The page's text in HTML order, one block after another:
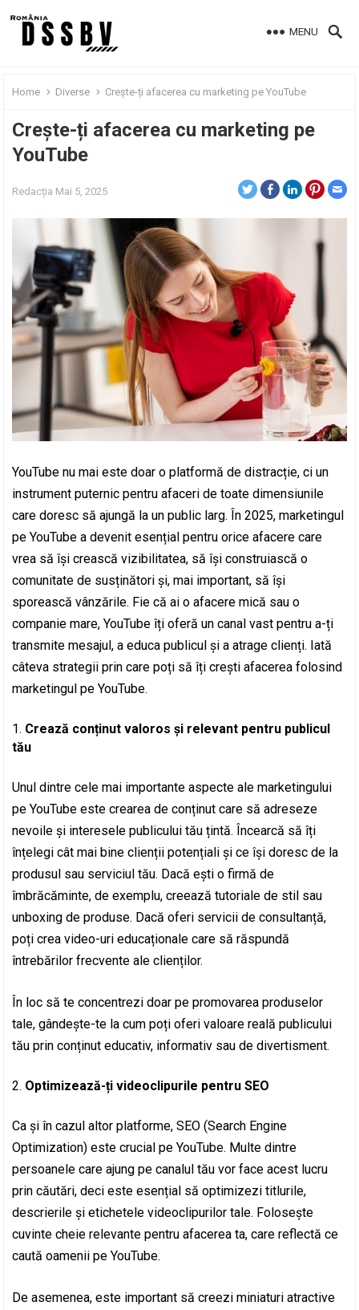
MENU
Home Diverse Crește-ți afacerea cu marketing pe YouTube
Crește-ți afacerea cu marketing pe
YouTube
Redacția Mai 5, 2025
YouTube nu mai este doar o platformă de distracție, ci un
instrument puternic pentru afaceri de toate dimensiunile
care doresc să ajungă la un public larg. În 2025, marketingul
pe YouTube a devenit esențial pentru orice afacere care
vrea să își crească vizibilitatea, să își construiască o
comunitate de susținători și, mai important, să își
sporească vânzările. Fie că ai o afacere mică sau o
companie mare, YouTube îți oferă un canal vast pentru a-ți
transmite mesajul, a educa publicul și a atrage clienți. Iată
câteva strategii prin care poți să îți crești afacerea folosind
marketingul pe YouTube.
Crează conținut valoros și relevant pentru publicul
tău
Unul dintre cele mai importante aspecte ale marketingului
pe YouTube este crearea de conținut care să adreseze
nevoile și interesele publicului tău țintă. Încearcă să îți
înțelegi cât mai bine clienții potențiali și ce își doresc de la
produsul sau serviciul tău. Dacă ești o firmă de
îmbrăcăminte, de exemplu, creează tutoriale de stil sau
unboxing de produse. Dacă oferi servicii de consultanță,
poți crea video-uri educaționale care să răspundă
întrebărilor frecvente ale clienților.
În loc să te concentrezi doar pe promovarea produselor
tale, gândește-te la cum poți oferi valoare reală publicului
tău prin conținut educativ, informativ sau de divertisment.
Optimizează-ți videoclipurile pentru SEO
Ca și în cazul altor platforme, SEO (Search Engine
Optimization) este crucial pe YouTube. Multe dintre
persoanele care ajung pe canalul tău vor face acest lucru
prin căutări, deci este esențial să optimizezi titlurile,
descrierile și etichetele videoclipurilor tale. Folosește
cuvinte cheie relevante pentru afacerea ta, care reflectă ce
caută oamenii pe YouTube.
De asemenea, este important să creezi miniaturi atractive